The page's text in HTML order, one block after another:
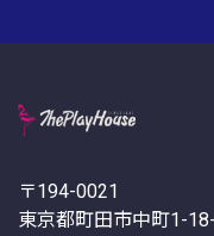
〒194-0021
東京都町田市中町1-